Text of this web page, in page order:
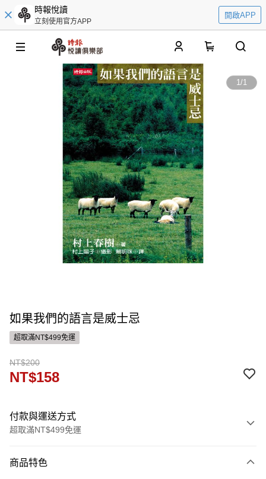
時報悅讀
立刻使用官方APP
開啟APP
1/1
如果我們的語言是威士忌
超取滿NT$499免運
NT$200
NT$158
付款與運送方式
超取滿NT$499免運
信用卡一次付款
商品特色